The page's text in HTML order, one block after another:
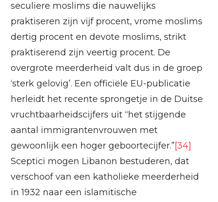
seculiere moslims die nauwelijks
praktiseren zijn vijf procent, vrome moslims
dertig procent en devote moslims, strikt
praktiserend zijn veertig procent. De
overgrote meerderheid valt dus in de groep
‘sterk gelovig’. Een officiële EU-publicatie
herleidt het recente sprongetje in de Duitse
vruchtbaarheidscijfers uit “het stijgende
aantal immigrantenvrouwen met
gewoonlijk een hoger geboortecijfer.”[34]
Sceptici mogen Libanon bestuderen, dat
verschoof van een katholieke meerderheid
in 1932 naar een islamitische